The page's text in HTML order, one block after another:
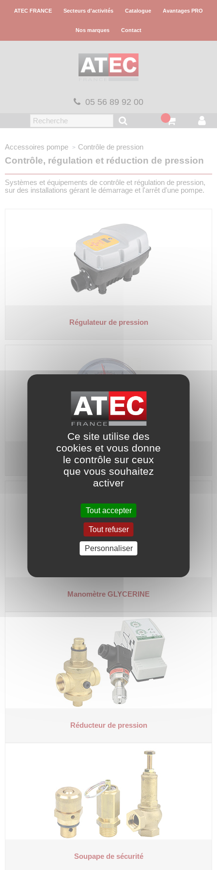
ATEC FRANCE Secteurs d'activités Catalogue Avantages PRO
Nos marques Contact
05 56 89 92 00
Accessoires pompe Contrôle de pression
Contrôle, régulation et réduction de pression
Systèmes et équipements de contrôle et régulation de pression,
sur des installations gérant le démarrage et l'arrêt d'une pompe.
Régulateur de pression
Manomètre SEC
Manomètre GLYCERINE
Réducteur de pression
Soupape de sécurité
Ce site utilise des
cookies et vous donne
le contrôle sur ceux
que vous souhaitez
activer
Tout accepter
Tout refuser
Personnaliser